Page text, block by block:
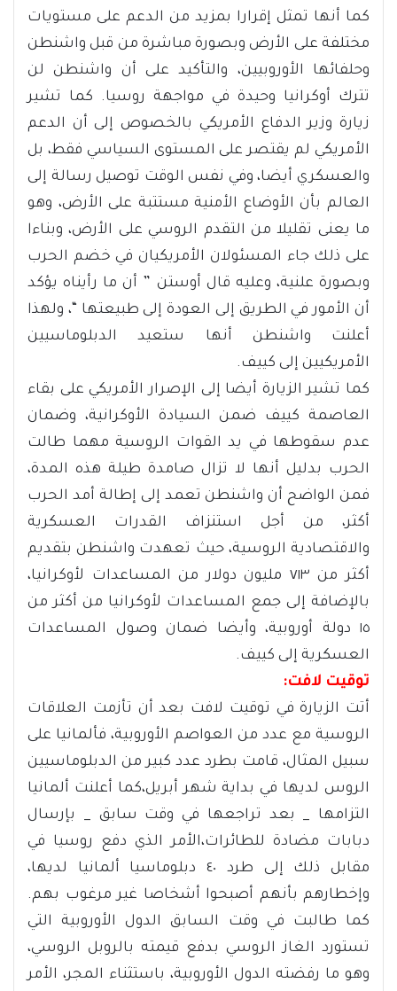
كما أنها تمثل إقرارا بمزيد من الدعم على مستويات
مختلفة على الأرض وبصورة مباشرة من قبل واشنطن
وحلفائها الأوروبيين، والتأكيد على أن واشنطن لن
تترك أوكرانيا وحيدة في مواجهة روسيا. كما تشير
زيارة وزير الدفاع الأمريكي بالخصوص إلى أن الدعم
الأمريكي لم يقتصر على المستوى السياسي فقط، بل
والعسكري أيضا، وفي نفس الوقت توصيل رسالة إلى
العالم بأن الأوضاع الأمنية مستتبة على الأرض، وهو
ما يعنى تقليلا من التقدم الروسي على الأرض، وبناءا
على ذلك جاء المسئولان الأمريكيان في خضم الحرب
وبصورة علنية، وعليه قال أوستن ” أن ما رأيناه يؤكد
أن الأمور في الطريق إلى العودة إلى طبيعتها “، ولهذا
أعلنت واشنطن أنها ستعيد الدبلوماسيين
الأمريكيين إلى كييف.
كما تشير الزيارة أيضا إلى الإصرار الأمريكي على بقاء
العاصمة كييف ضمن السيادة الأوكرانية، وضمان
عدم سقوطها في يد القوات الروسية مهما طالت
الحرب بدليل أنها لا تزال صامدة طيلة هذه المدة،
فمن الواضح أن واشنطن تعمد إلى إطالة أمد الحرب
أكثر، من أجل استنزاف القدرات العسكرية
والاقتصادية الروسية، حيث تعهدت واشنطن بتقديم
أكثر من ٧١٣ مليون دولار من المساعدات لأوكرانيا،
بالإضافة إلى جمع المساعدات لأوكرانيا من أكثر من
١٥ دولة أوروبية، وأيضا ضمان وصول المساعدات
العسكرية إلى كييف.
توقيت لافت:
أتت الزيارة في توقيت لافت بعد أن تأزمت العلاقات
الروسية مع عدد من العواصم الأوروبية، فألمانيا على
سبيل المثال، قامت بطرد عدد كبير من الدبلوماسيين
الروس لديها في بداية شهر أبريل،كما أعلنت ألمانيا
التزامها _ بعد تراجعها في وقت سابق _ بإرسال
دبابات مضادة للطائرات،الأمر الذي دفع روسيا في
مقابل ذلك إلى طرد ٤٠ دبلوماسيا ألمانيا لديها،
وإخطارهم بأنهم أصبحوا أشخاصا غير مرغوب بهم.
كما طالبت في وقت السابق الدول الأوروبية التي
تستورد الغاز الروسي بدفع قيمته بالروبل الروسي،
وهو ما رفضته الدول الأوروبية، باستثناء المجر، الأمر